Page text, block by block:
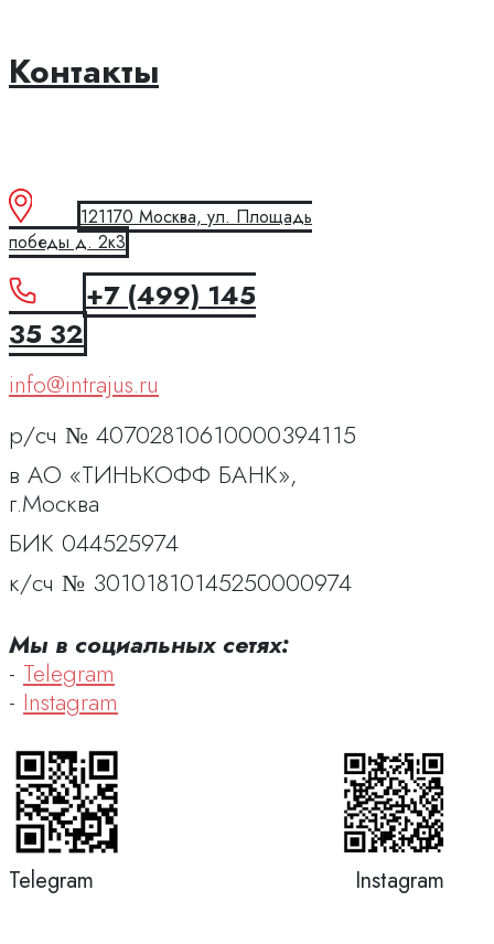
Контакты
121170 Москва, ул. Площадь
победы д. 2к3
+7 (499) 145
35 32
info@intrajus.ru
р/сч № 40702810610000394115
в АО «ТИНЬКОФФ БАНК»,
г.Москва
БИК 044525974
к/сч № 30101810145250000974
Мы в социальных сетях:
- Telegram
- Instagram
Telegram Instagram